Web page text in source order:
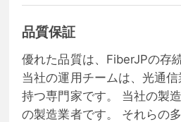
品質保証
優れた品質は、FiberJPの存
当社の運用チームは、光通
持つ専門家です。 当社の製
の製造業者です。 それらの